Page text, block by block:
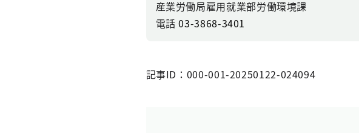
産業労働局雇用就業部労働環境課
電話03-3868-3401
記事ID：000-001-20250122-024094